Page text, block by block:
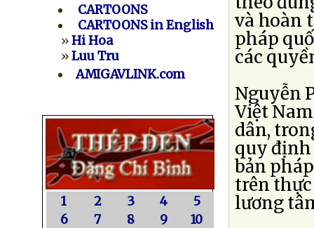
CARTOONS
CARTOONS in English
»Hi Hoa
»Luu Tru
AMIGAVLINK.com
1 2 3 4
5
6
7 8 9
10
và hoàn
pháp
các
Nguyễn
Việt
dân,
quy định
bản
trên
lương